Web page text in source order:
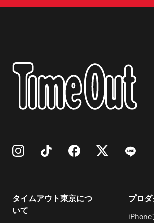
タイムアウト東京につ
いて
プロダ
iPhone